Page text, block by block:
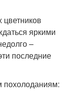
яркими
–
последние